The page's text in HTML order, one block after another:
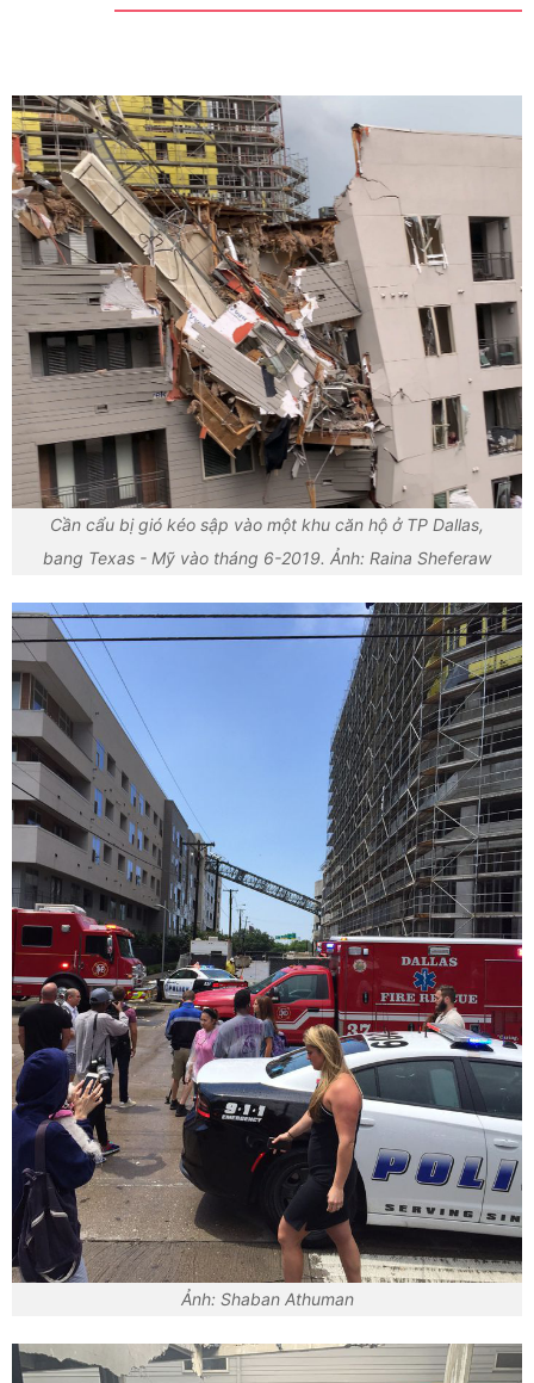
Cần cẩu bị gió kéo sập vào một khu căn hộ ở TP Dallas,
bang Texas - Mỹ vào tháng 6-2019. Ảnh: Raina Sheferaw
Ảnh: Shaban Athuman